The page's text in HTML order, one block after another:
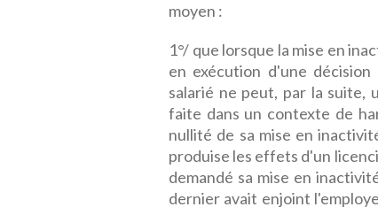
moyen :
1°/ que lorsque la mise en
en exécution d'une
salarié ne peut, par la suite,
faite dans un contexte de
nullité de sa mise en
produise les effets d'un
demandé sa mise en
dernier avait enjoint